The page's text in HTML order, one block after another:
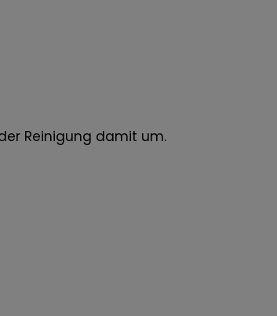
Reinigung damit um.